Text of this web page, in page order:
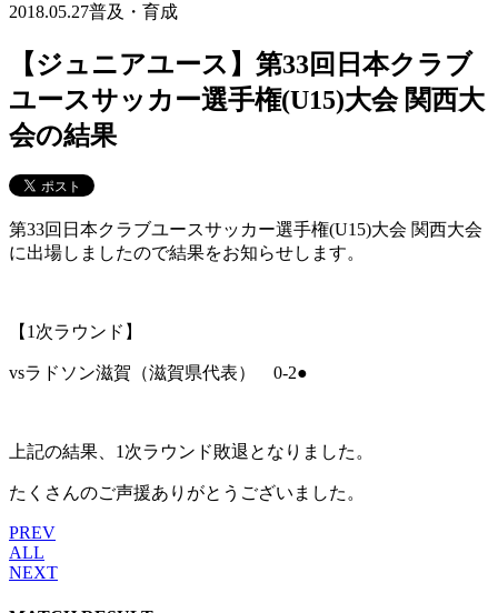
2018.05.27普及・育成
【ジュニアユース】第33回日本クラブ
ユースサッカー選手権(U15)大会 関西大
会の結果
第33回日本クラブユースサッカー選手権(U15)大会 関西大会
に出場しましたので結果をお知らせします。
【1次ラウンド】
vsラドソン滋賀（滋賀県代表） 0-2●
上記の結果、1次ラウンド敗退となりました。
たくさんのご声援ありがとうございました。
PREV
ALL
NEXT